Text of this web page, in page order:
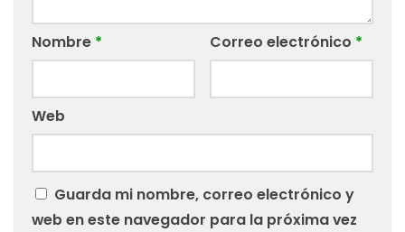
Nombre * Correo electrónico *
Web
Guarda mi nombre, correo electrónico y
web en este navegador para la próxima vez